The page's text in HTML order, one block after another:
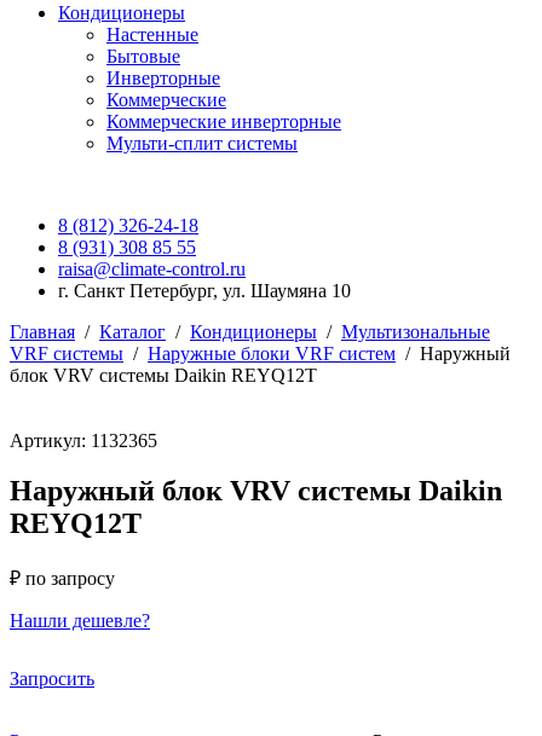
Кондиционеры
Настенные
Бытовые
Инверторные
Коммерческие
Коммерческие инверторные
Мульти-сплит системы
8 (812) 326-24-18
8 (931) 308 85 55
raisa@climate-control.ru
г. Санкт Петербург, ул. Шаумяна 10
Главная / Каталог / Кондиционеры / Мультизональные
VRF системы / Наружные блоки VRF систем / Наружный
блок VRV системы Daikin REYQ12T
Артикул: 1132365
Наружный блок VRV системы Daikin
REYQ12T
₽ по запросу
Нашли дешевле?
Запросить